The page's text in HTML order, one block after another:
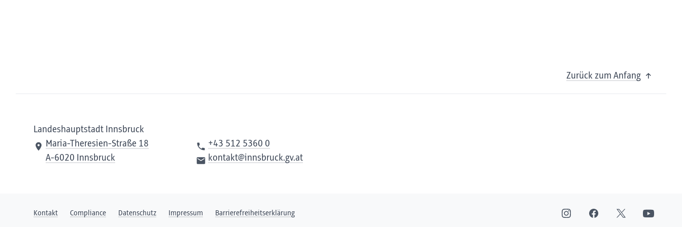
Zurück zum Anfang
Landeshauptstadt Innsbruck
Maria-Theresien-Straße 18
A-6020 Innsbruck
+43 512 5360 0
kontakt@innsbruck.gv.at
Kontakt Compliance Datenschutz Impressum Barrierefreiheitserklärung